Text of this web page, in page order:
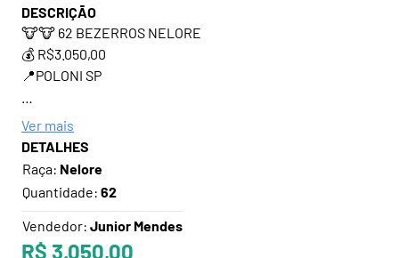
DESCRIÇÃO
🐮🐮 62 BEZERROS NELORE
💰 R$3.050,00
📍POLONI SP
⚠️ COMISSÃO DO COMPRADOR: 1% SOBRE O VALOR DA
NEGOCIAÇÃO
Ver mais
DETALHES
Raça: Nelore
Quantidade: 62
Vendedor: Junior Mendes
R$ 3.050,00